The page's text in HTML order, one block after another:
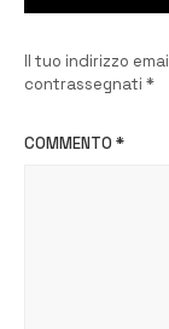
Il tuo indirizzo
contrassegnati *
COMMENTO *